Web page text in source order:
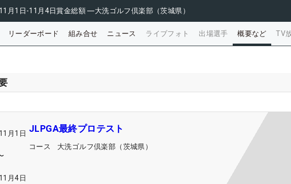
月1日-11月4日賞金総額 ―大洗ゴルフ倶楽部（茨城県）
リーダーボード 組み合せ ニュース ライブフォト 出場選手 概要など TV
月1日
月4日
JLPGA最終プロテスト
コース 大洗ゴルフ倶楽部（茨城県）